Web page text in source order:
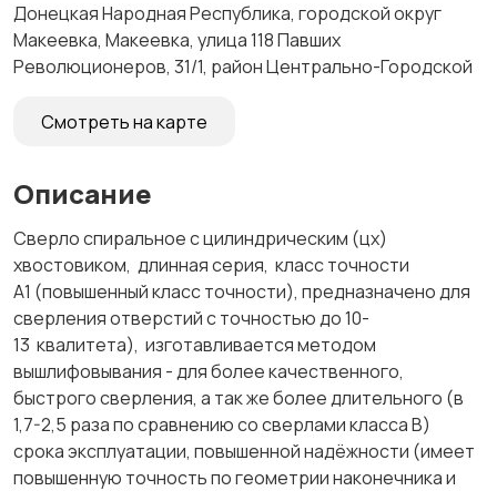
Донецкая Народная Республика, городской округ
Макеевка, Макеевка, улица 118 Павших
Революционеров, 31/1, район Центрально-Городской
Смотреть на карте
Описание
Сверло спиральное с цилиндрическим (цх)
хвостовиком, длинная серия, класс точности
А1 (повышенный класс точности), предназначено для
сверления отверстий с точностью до 10-
13 квалитета), изготавливается методом
вышлифовывания - для более качественного,
быстрого сверления, а так же более длительного (в
1,7-2,5 раза по сравнению со сверлами класса В)
срока эксплуатации, повышенной надёжности (имеет
повышенную точность по геометрии наконечника и